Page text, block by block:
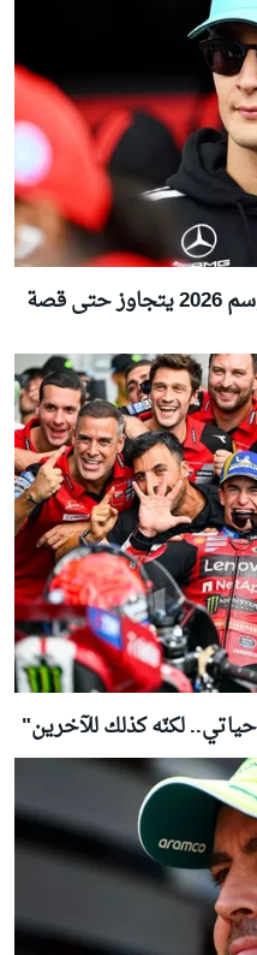
كولتارد: حظ راسل السيئ في موسم 2026 يتجاوز حتى قصة
لكنّه كذلك للآخرين"